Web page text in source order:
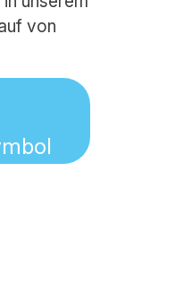
von